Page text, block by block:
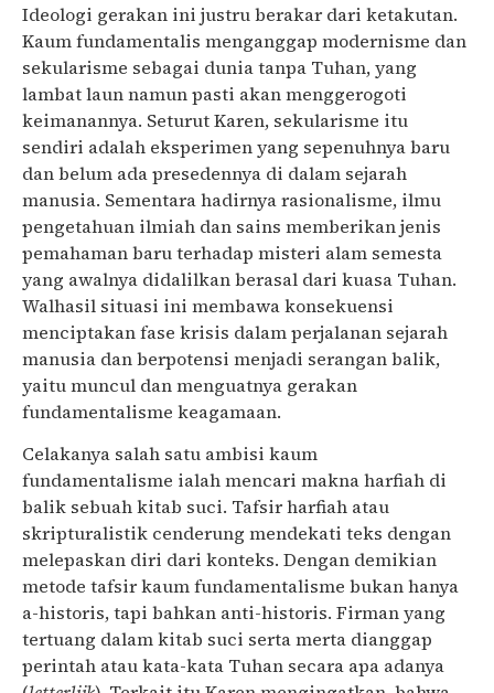
Ideologi gerakan ini justru berakar dari ketakutan.
Kaum fundamentalis menganggap modernisme dan
sekularisme sebagai dunia tanpa Tuhan, yang
lambat laun namun pasti akan menggerogoti
keimanannya. Seturut Karen, sekularisme itu
sendiri adalah eksperimen yang sepenuhnya baru
dan belum ada presedennya di dalam sejarah
manusia. Sementara hadirnya rasionalisme, ilmu
pengetahuan ilmiah dan sains memberikan jenis
pemahaman baru terhadap misteri alam semesta
yang awalnya didalilkan berasal dari kuasa Tuhan.
Walhasil situasi ini membawa konsekuensi
menciptakan fase krisis dalam perjalanan sejarah
manusia dan berpotensi menjadi serangan balik,
yaitu muncul dan menguatnya gerakan
fundamentalisme keagamaan.
Celakanya salah satu ambisi kaum
fundamentalisme ialah mencari makna harfiah di
balik sebuah kitab suci. Tafsir harfiah atau
skripturalistik cenderung mendekati teks dengan
melepaskan diri dari konteks. Dengan demikian
metode tafsir kaum fundamentalisme bukan hanya
a-historis, tapi bahkan anti-historis. Firman yang
tertuang dalam kitab suci serta merta dianggap
perintah atau kata-kata Tuhan secara apa adanya